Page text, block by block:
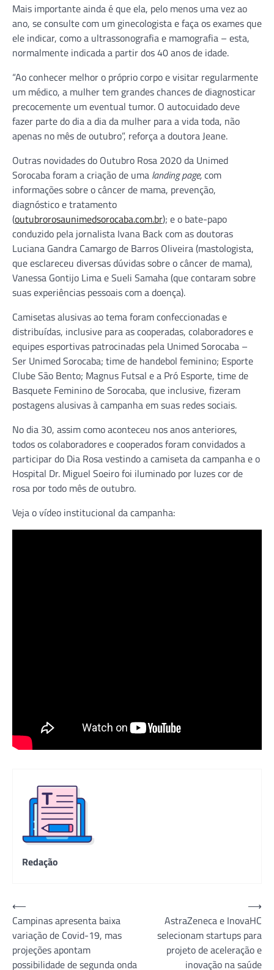
Mais importante ainda é que ela, pelo menos uma vez ao
ano, se consulte com um ginecologista e faça os exames que
ele indicar, como a ultrassonografia e mamografia – esta,
normalmente indicada a partir dos 40 anos de idade.
“Ao conhecer melhor o próprio corpo e visitar regularmente
um médico, a mulher tem grandes chances de diagnosticar
precocemente um eventual tumor. O autocuidado deve
fazer parte do dia a dia da mulher para a vida toda, não
apenas no mês de outubro”, reforça a doutora Jeane.
Outras novidades do Outubro Rosa 2020 da Unimed
Sorocaba foram a criação de uma landing page,com
informações sobre o câncer de mama, prevenção,
diagnóstico e tratamento
(outubrorosaunimedsorocaba.com.br); e o bate-papo
conduzido pela jornalista Ivana Back com as doutoras
Luciana Gandra Camargo de Barros Oliveira (mastologista,
que esclareceu diversas dúvidas sobre o câncer de mama),
Vanessa Gontijo Lima e Sueli Samaha (que contaram sobre
suas experiências pessoais com a doença).
Camisetas alusivas ao tema foram confeccionadas e
distribuídas, inclusive para as cooperadas, colaboradores e
equipes esportivas patrocinadas pela Unimed Sorocaba –
Ser Unimed Sorocaba; time de handebol feminino; Esporte
Clube São Bento; Magnus Futsal e a Pró Esporte, time de
Basquete Feminino de Sorocaba, que inclusive, fizeram
postagens alusivas à campanha em suas redes sociais.
No dia 30, assim como aconteceu nos anos anteriores,
todos os colaboradores e cooperados foram convidados a
participar do Dia Rosa vestindo a camiseta da campanha e o
Hospital Dr. Miguel Soeiro foi iluminado por luzes cor de
rosa por todo mês de outubro.
Veja o vídeo institucional da campanha:
Redação
Navegação
de
Post
⟵
Campinas apresenta baixa
variação de Covid-19, mas
projeções apontam
possibilidade de segunda onda
AstraZeneca e InovaHC
selecionam startups para
projeto de aceleração e
inovação na saúde
⟶